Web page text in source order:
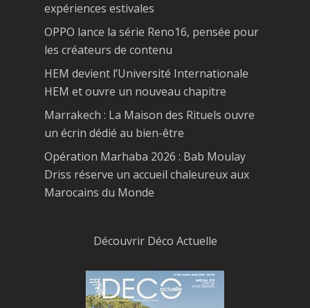
expériences estivales
OPPO lance la série Reno16, pensée pour
les créateurs de contenu
HEM devient l’Université Internationale
HEM et ouvre un nouveau chapitre
Marrakech : La Maison des Rituels ouvre
un écrin dédié au bien-être
Opération Marhaba 2026 : Bab Moulay
Driss réserve un accueil chaleureux aux
Marocains du Monde
Découvrir Déco Actuelle